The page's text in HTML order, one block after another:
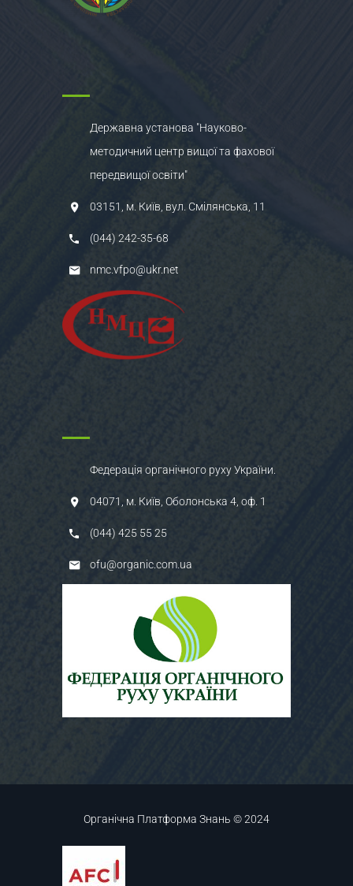
Державна установа "Науково-
методичний центр вищої та фахової
передвищої освіти"
03151, м. Київ, вул. Смілянська, 11
(044) 242-35-68
nmc.vfpo@ukr.net
Федерація органічного руху України.
04071, м. Київ, Оболонська 4, оф. 1
(044) 425 55 25
ofu@organic.com.ua
Органічна Платформа Знань © 2024